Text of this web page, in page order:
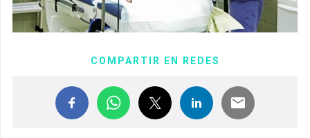
COMPARTIR EN REDES